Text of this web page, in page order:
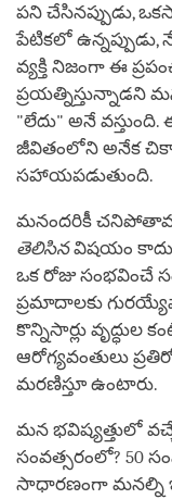
పని చేసినప్పుడు,
పేటికలో ఉన్నప్పుడు,
వ్యక్తి నిజంగా ఈ
"లేదు" అనే
జీవితంలోని అనేక
సహాయపడుతుంది.
మనందరికీ
తెలిసినవిషయం కాదు.
ఒక రోజు సంభవించే
ప్రమాదాలకు
కొన్నిసార్లు వృద్ధుల
ఆరోగ్యవంతులు
మరణిస్తూ ఉంటారు.
మన భవిష్యత్తులో
సంవత్సరంలో? 50
సాధారణంగా మనల్ని